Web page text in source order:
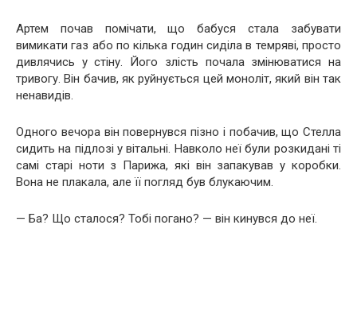
Артем почав помічати, що бабуся стала забувати
вимикати газ або по кілька годин сиділа в темряві, просто
дивлячись у стіну. Його злість почала змінюватися на
тривогу. Він бачив, як руйнується цей моноліт, який він так
ненавидів.
Одного вечора він повернувся пізно і побачив, що Стелла
сидить на підлозі у вітальні. Навколо неї були розкидані ті
самі старі ноти з Парижа, які він запакував у коробки.
Вона не плакала, але її погляд був блукаючим.
— Ба? Що сталося? Тобі погано? — він кинувся до неї.